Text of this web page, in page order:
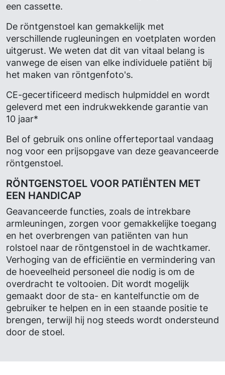
een cassette.
De röntgenstoel kan gemakkelijk met
verschillende rugleuningen en voetplaten worden
uitgerust. We weten dat dit van vitaal belang is
vanwege de eisen van elke individuele patiënt bij
het maken van röntgenfoto's.
CE-gecertificeerd medisch hulpmiddel en wordt
geleverd met een indrukwekkende garantie van
10 jaar*
Bel of gebruik ons ​​online offerteportaal vandaag
nog voor een prijsopgave van deze geavanceerde
röntgenstoel.
RÖNTGENSTOEL VOOR PATIËNTEN MET
EEN HANDICAP
Geavanceerde functies, zoals de intrekbare
armleuningen, zorgen voor gemakkelijke toegang
en het overbrengen van patiënten van hun
rolstoel naar de röntgenstoel in de wachtkamer.
Verhoging van de efficiëntie en vermindering van
de hoeveelheid personeel die nodig is om de
overdracht te voltooien. Dit wordt mogelijk
gemaakt door de sta- en kantelfunctie om de
gebruiker te helpen en in een staande positie te
brengen, terwijl hij nog steeds wordt ondersteund
door de stoel.